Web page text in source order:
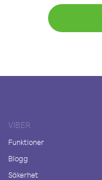
VIBER
Funktioner
Blogg
Säkerhet